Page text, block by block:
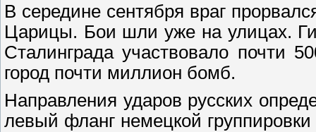
В середине сентября враг
Царицы. Бои шли уже на улицах.
Сталинграда участвовало почти
город почти миллион бомб.
Направления ударов русских
левый фланг немецкой